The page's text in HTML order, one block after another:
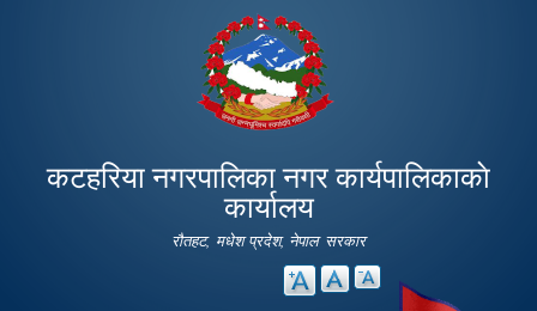
main
content
कटहरिया नगरपालिका नगर कार्यपालिकाकाे
कार्यालय
रौतहट, मधेश प्रदेश, नेपाल सरकार